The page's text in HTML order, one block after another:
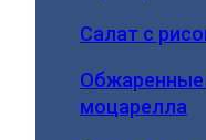
Салат с
Обжаренные
моцарелла